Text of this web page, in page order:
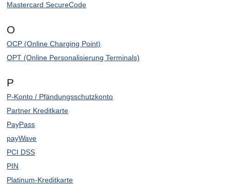
Mastercard SecureCode
O
OCP (Online Charging Point)
OPT (Online Personalisierung Terminals)
P
P-Konto / Pfändungsschutzkonto
Partner Kreditkarte
PayPass
payWave
PCI DSS
PIN
Platinum-Kreditkarte